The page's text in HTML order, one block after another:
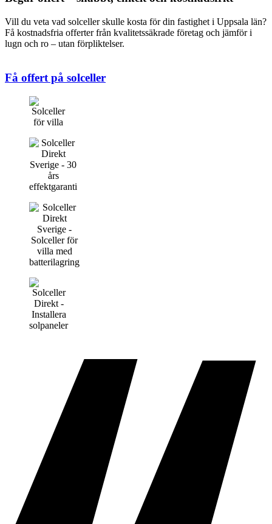
Vill du veta vad solceller skulle kosta för din fastighet i Uppsala län?
Få kostnadsfria offerter från kvalitetssäkrade företag och jämför i
lugn och ro – utan förpliktelser.
Få offert på solceller